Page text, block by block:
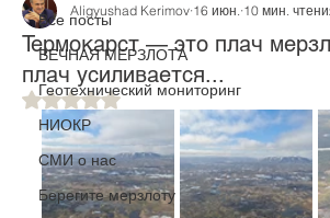
Все посты
ВЕЧНАЯ МЕРЗЛОТА
Геотехнический мониторинг
НИОКР
СМИ о нас
Берегите мерзлоту
Термокарст — это плач
плач усиливается...
Aligyushad Kerimov 16 июн. 10 мин.
Оценка: не число из 5 звезд.